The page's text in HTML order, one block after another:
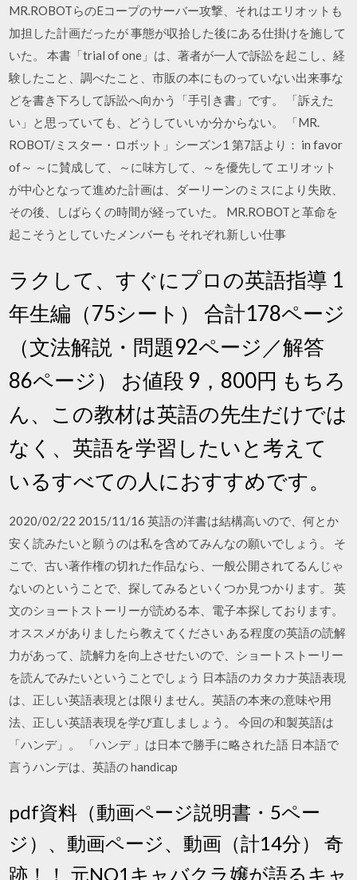
MR.ROBOTらのEコープのサーバー攻撃、それはエリオットも
加担した計画だったが 事態が収拾した後にある仕掛けを施して
いた。 本書「trial of one」は、著者が一人で訴訟を起こし、経
験したこと、調べたこと、市販の本にものっていない出来事な
どを書き下ろして訴訟へ向かう「手引き書」です。 「訴えた
い」と思っていても、どうしていいか分からない。 「MR.
ROBOT/ミスター・ロボット」シーズン1 第7話より： in favor
of～ ～に賛成して、～に味方して、～を優先して エリオット
が中心となって進めた計画は、ダーリーンのミスにより失敗、
その後、しばらくの時間が経っていた。 MR.ROBOTと革命を
起こそうとしていたメンバーも それぞれ新しい仕事
ラクして、すぐにプロの英語指導 1
年生編（75シート） 合計178ページ
（文法解説・問題92ページ／解答
86ページ） お値段 9，800円 もちろ
ん、この教材は英語の先生だけでは
なく、英語を学習したいと考えて
いるすべての人におすすめです。
2020/02/22 2015/11/16 英語の洋書は結構高いので、何とか
安く読みたいと願うのは私を含めてみんなの願いでしょう。 そ
こで、古い著作権の切れた作品なら、一般公開されてるんじゃ
ないのということで、探してみるといくつか見つかります。 英
文のショートストーリーが読める本、電子本探しております。
オススメがありましたら教えてください ある程度の英語の読解
力があって、読解力を向上させたいので、ショートストーリー
を読んでみたいということでしょう 日本語のカタカナ英語表現
は、正しい英語表現とは限りません。英語の本来の意味や用
法、正しい英語表現を学び直しましょう。 今回の和製英語は
「ハンデ」。 「ハンデ 」は日本で勝手に略された語 日本語で
言うハンデは、英語の handicap
pdf資料（動画ページ説明書・5ペー
ジ）、動画ページ、動画（計14分） 奇
跡！！ 元NO1キャバクラ嬢が語るキャ